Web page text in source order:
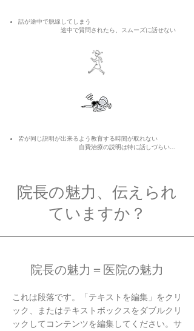
話が途中で脱線してしまう
​途中で質問されたら、スムーズに話せない
​皆が同じ説明が出来るよう教育する時間が取れない
​自費治療の説明は特に話しづらい…
​院長の魅力、伝えられ
ていますか？
院長の魅力＝医院の魅力
これは段落です。「テキストを編集」をクリ
ック、またはテキストボックスをダブルクリ
ックしてコンテンツを編集してください。サ